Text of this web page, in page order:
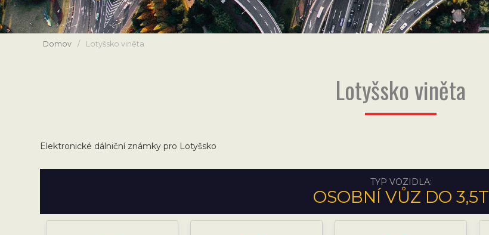
Domov / Lotyšsko viněta
Lotyšsko viněta
Elektronické dálniční známky pro Lotyšsko
TYP VOZIDLA:
OSOBNÍ VŮZ DO 3,5T